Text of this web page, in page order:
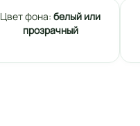
Цвет фона:белый или
прозрачный